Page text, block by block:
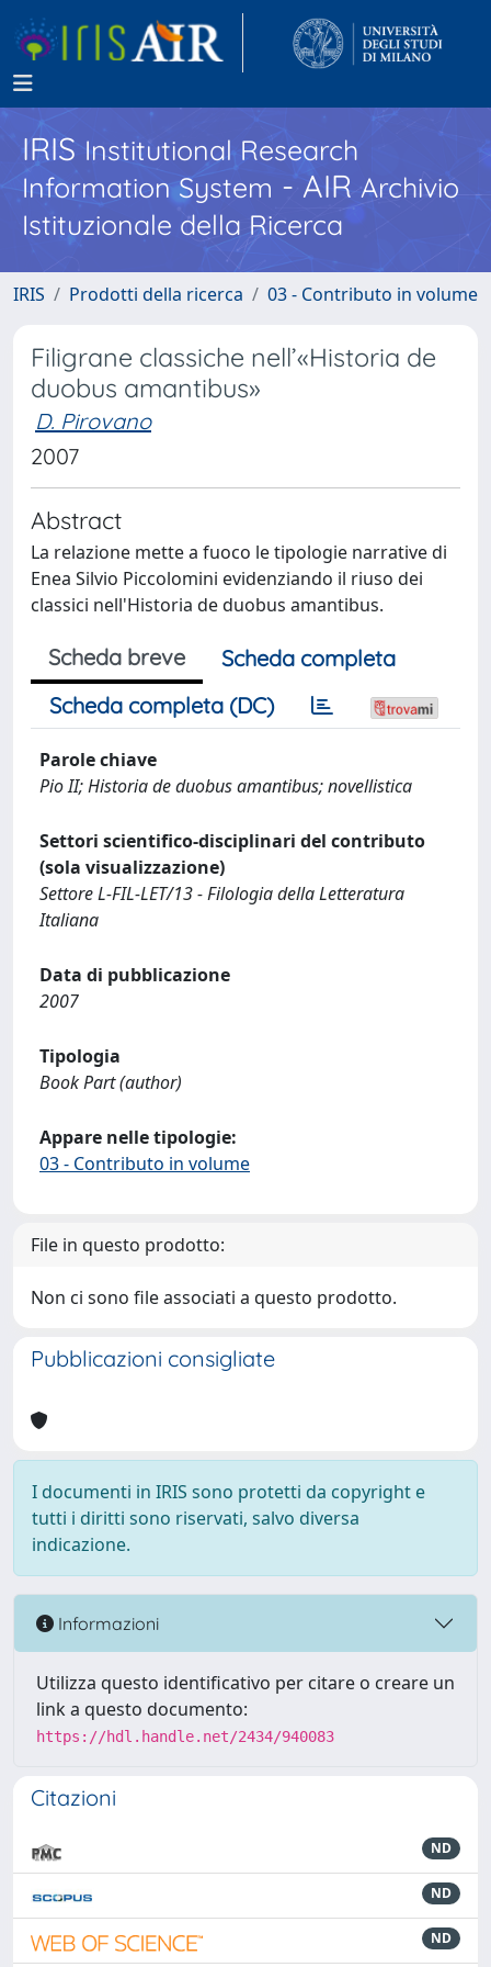
IRISInstitutional Research
Information System - AIR Archivio
Istituzionale della Ricerca
IRIS Prodotti della ricerca 03 - Contributo in volume
Filigrane classiche nell’«Historia de
duobus amantibus»
D. Pirovano
2007
Abstract
La relazione mette a fuoco le tipologie narrative di
Enea Silvio Piccolomini evidenziando il riuso dei
classici nell'Historia de duobus amantibus.
Scheda breve
Scheda completa
Scheda completa (DC)
Parole chiave
Pio II; Historia de duobus amantibus; novellistica
Settori scientifico-disciplinari del contributo
(sola visualizzazione)
Settore L-FIL-LET/13 - Filologia della Letteratura
Italiana
Data di pubblicazione
2007
Tipologia
Book Part (author)
Appare nelle tipologie:
03 - Contributo in volume
File in questo prodotto:
Non ci sono file associati a questo prodotto.
Pubblicazioni consigliate
I documenti in IRIS sono protetti da copyright e
tutti i diritti sono riservati, salvo diversa
indicazione.
Informazioni
Utilizza questo identificativo per citare o creare un
link a questo documento:
https://hdl.handle.net/2434/940083
Citazioni
ND
ND
ND